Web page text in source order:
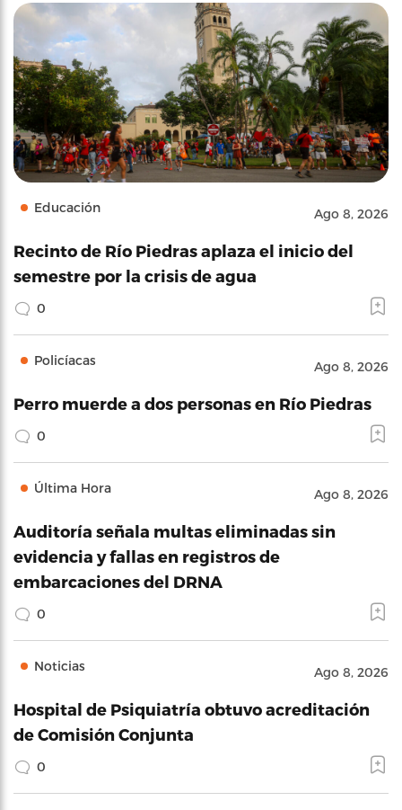
Educación Ago 8, 2026
Recinto de Río Piedras aplaza el inicio del
semestre por la crisis de agua
0
Policíacas Ago 8, 2026
Perro muerde a dos personas en Río Piedras
0
Última Hora Ago 8, 2026
Auditoría señala multas eliminadas sin
evidencia y fallas en registros de
embarcaciones del DRNA
0
Noticias Ago 8, 2026
Hospital de Psiquiatría obtuvo acreditación
de Comisión Conjunta
0